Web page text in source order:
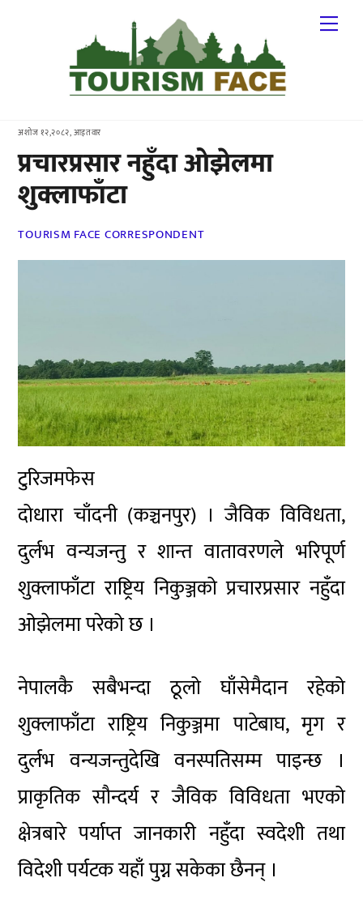
अशोज १२,२०८२, आइतवार
प्रचारप्रसार नहुँदा ओझेलमा
शुक्लाफाँटा
TOURISM FACE CORRESPONDENT
टुरिजमफेस
दोधारा चाँदनी (कञ्चनपुर) । जैविक विविधता,
दुर्लभ वन्यजन्तु र शान्त वातावरणले भरिपूर्ण
शुक्लाफाँटा राष्ट्रिय निकुञ्जको प्रचारप्रसार नहुँदा
ओझेलमा परेको छ ।
नेपालकै सबैभन्दा ठूलो घाँसेमैदान रहेको
शुक्लाफाँटा राष्ट्रिय निकुञ्जमा पाटेबाघ, मृग र
दुर्लभ वन्यजन्तुदेखि वनस्पतिसम्म पाइन्छ ।
प्राकृतिक सौन्दर्य र जैविक विविधता भएको
क्षेत्रबारे पर्याप्त जानकारी नहुँदा स्वदेशी तथा
विदेशी पर्यटक यहाँ पुग्न सकेका छैनन् ।